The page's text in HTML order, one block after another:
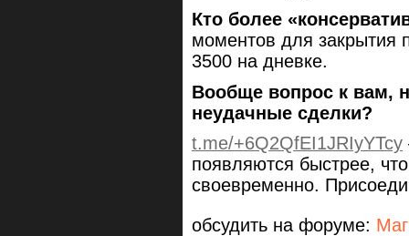
Кто более
моментов для закрытия
3500 на дневке.
Вообще вопрос к вам,
неудачные сделки?
t.me/+6Q2QfEI1JRIyYTcy
появляются быстрее,
своевременно.
обсудить на форуме: